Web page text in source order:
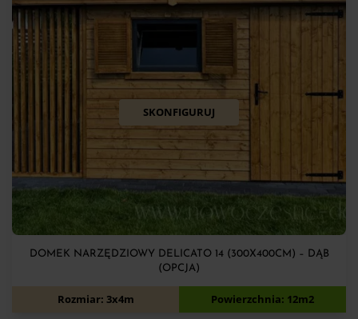
SKONFIGURUJ
DOMEK NARZĘDZIOWY DELICATO 14 (300X400CM) – DĄB
(OPCJA)
7 900zł
Rozmiar: 3x4m Powierzchnia: 12m2